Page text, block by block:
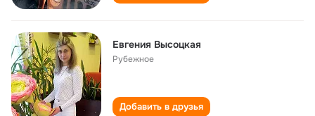
Евгения Высоцкая
Рубежное
Добавить в друзья